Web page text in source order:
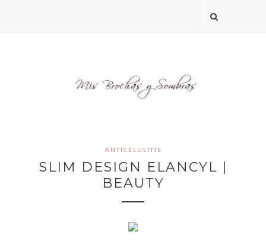
ANTICELULITIS
SLIM DESIGN ELANCYL |
BEAUTY